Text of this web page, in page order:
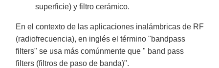
superficie) y filtro cerámico.
En el contexto de las aplicaciones inalámbricas de RF
(radiofrecuencia), en inglés el término "bandpass
filters" se usa más comúnmente que " band pass
filters (filtros de paso de banda)".